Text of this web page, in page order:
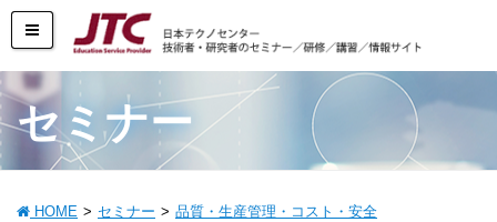
セミナー
HOME セミナー
品質・生産管理・コスト・安全